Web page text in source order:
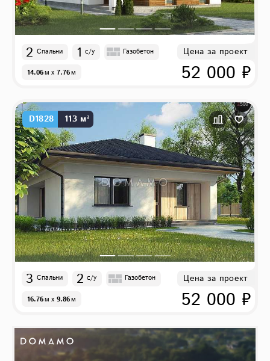
2 Спальни 1 с/у Газобетон
14.06м x 7.76м
Цена за проект
52 000 ₽
D1828 113 м²
3 Спальни 2 с/у Газобетон
16.76м x 9.86м
Цена за проект
52 000 ₽